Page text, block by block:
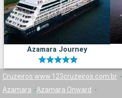
Azamara Journey
Cruzeiros www.123cruzeiros.com.br
Azamara
Azamara Onward